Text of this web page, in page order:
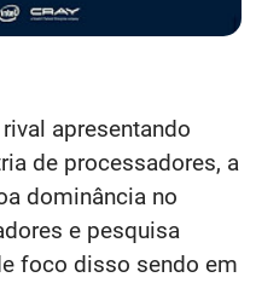
apresentando
de processadores, a
dominância no
e pesquisa
foco disso sendo em